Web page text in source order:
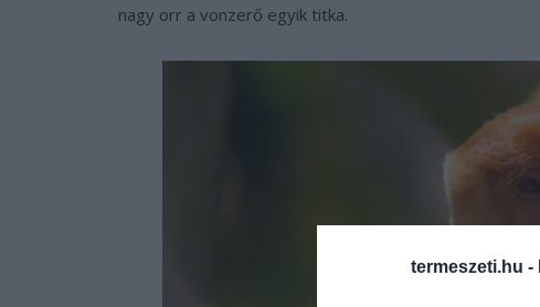
termeszeti.hu -
nagy orr a vonzerő egyik titka.